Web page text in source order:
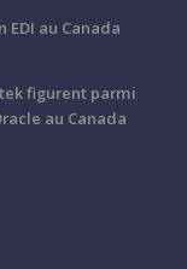
au Canada
figurent parmi
au Canada